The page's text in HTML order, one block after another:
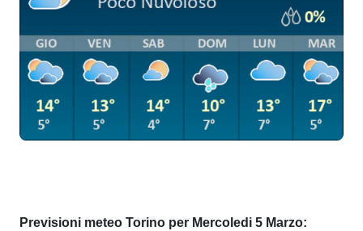
Previsioni meteo Torino per Mercoledi 5 Marzo: